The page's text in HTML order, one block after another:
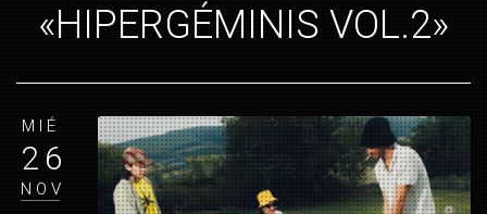
«HIPERGÉMINIS VOL.2»
MIÉ
26
NOV